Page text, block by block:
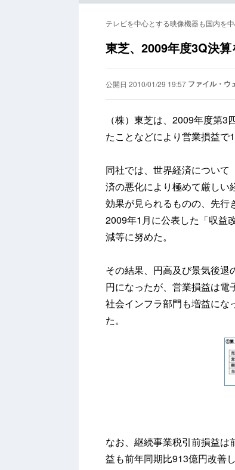
テレビを中心とする映像機器も国内を
東芝、2009年度3Q決
公開日 2010/01/29 19:57 ファイル・ウ
（株）東芝は、2009年度第
たことなどにより営業損益で
同社では、世界経済につい
済の悪化により極めて厳しい
効果が見られるものの、先行
2009年1月に公表した「収益
減等に努めた。
その結果、円高及び景気後
円になったが、営業損益は電
社会インフラ部門も増益にな
た。
なお、継続事業税引前損益
益も前年同期比913億円改善